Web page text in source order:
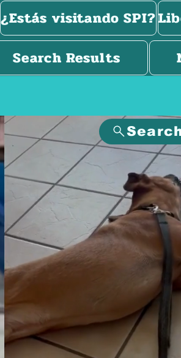
¿Estás visitando SPI?
Search Results